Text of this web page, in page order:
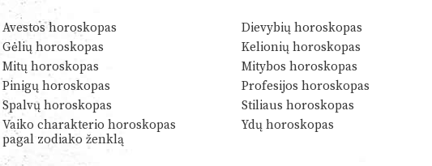
Avestos horoskopas Dievybių horoskopas
Gėlių horoskopas Kelionių horoskopas
Mitų horoskopas Mitybos horoskopas
Pinigų horoskopas Profesijos horoskopas
Spalvų horoskopas Stiliaus horoskopas
Vaiko charakterio horoskopas
pagal zodiako ženklą
Ydų horoskopas